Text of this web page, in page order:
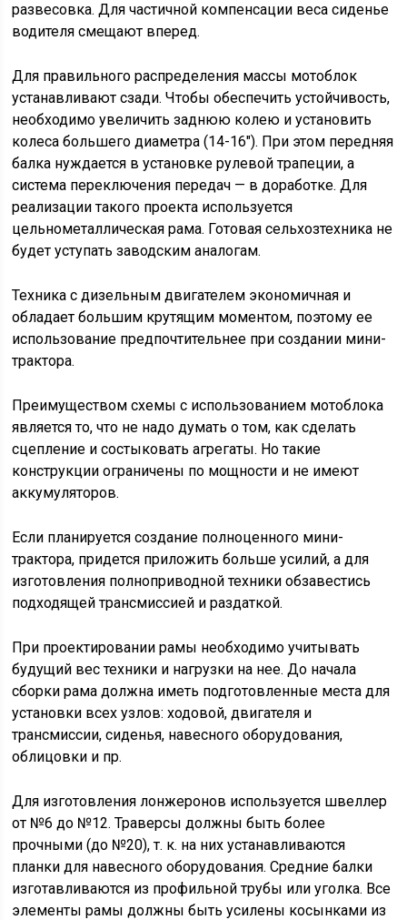
развесовка. Для частичной компенсации веса сиденье
водителя смещают вперед.
Для правильного распределения массы мотоблок
устанавливают сзади. Чтобы обеспечить устойчивость,
необходимо увеличить заднюю колею и установить
колеса большего диаметра (14-16″). При этом передняя
балка нуждается в установке рулевой трапеции, а
система переключения передач — в доработке. Для
реализации такого проекта используется
цельнометаллическая рама. Готовая сельхозтехника не
будет уступать заводским аналогам.
Техника с дизельным двигателем экономичная и
обладает большим крутящим моментом, поэтому ее
использование предпочтительнее при создании мини-
трактора.
Преимуществом схемы с использованием мотоблока
является то, что не надо думать о том, как сделать
сцепление и состыковать агрегаты. Но такие
конструкции ограничены по мощности и не имеют
аккумуляторов.
Если планируется создание полноценного мини-
трактора, придется приложить больше усилий, а для
изготовления полноприводной техники обзавестись
подходящей трансмиссией и раздаткой.
При проектировании рамы необходимо учитывать
будущий вес техники и нагрузки на нее. До начала
сборки рама должна иметь подготовленные места для
установки всех узлов: ходовой, двигателя и
трансмиссии, сиденья, навесного оборудования,
облицовки и пр.
Для изготовления лонжеронов используется швеллер
от №6 до №12. Траверсы должны быть более
прочными (до №20), т. к. на них устанавливаются
планки для навесного оборудования. Средние балки
изготавливаются из профильной трубы или уголка. Все
элементы рамы должны быть усилены косынками из